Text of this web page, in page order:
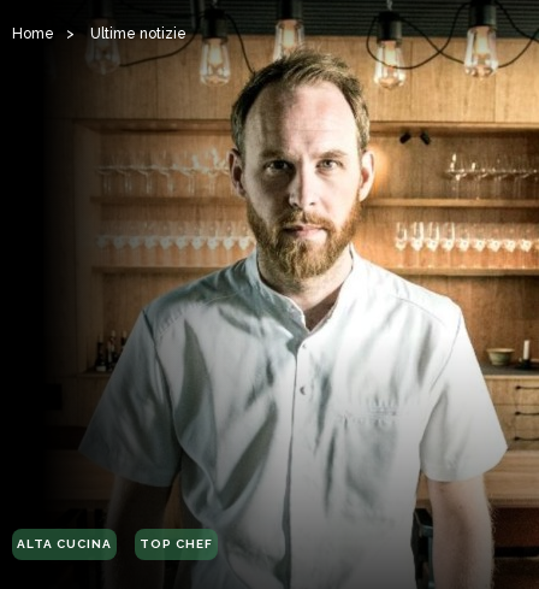
Home > Ultime notizie
ALTA CUCINA TOP CHEF